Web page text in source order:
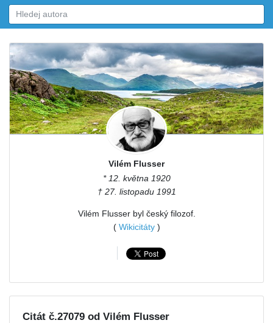
Vilém Flusser
* 12. května 1920
† 27. listopadu 1991
Vilém Flusser byl český filozof.
( Wikicitáty)
Citát č.27079 od Vilém Flusser